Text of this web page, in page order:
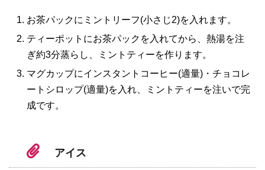
お茶パックにミントリーフ(小さじ2)を入れます。
ティーポットにお茶パックを入れてから、熱湯を注
ぎ約3分蒸らし、ミントティーを作ります。
マグカップにインスタントコーヒー(適量)・チョコレ
ートシロップ(適量)を入れ、ミントティーを注いで完
成です。
アイス